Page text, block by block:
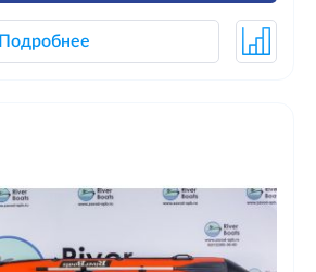
Подробнее